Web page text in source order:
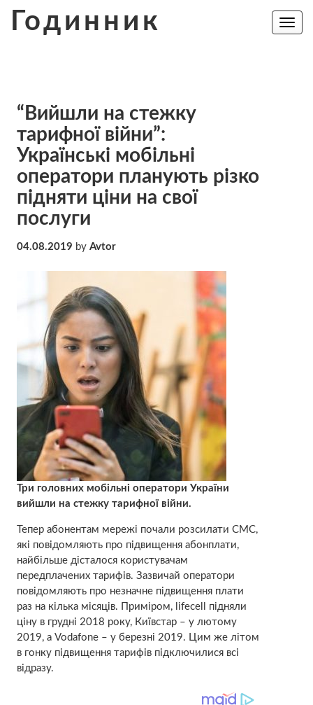
Годинник
Toggle
“Вийшли на стежку
тарифної війни”:
Українські мобільні
оператори планують різко
підняти ціни на свої
послуги
04.08.2019 by Avtor
Три головних мобільні оператори України
вийшли на стежку тарифної війни.
Тепер абонентам мережі почали розсилати СМС,
які повідомляють про підвищення абонплати,
найбільше дісталося користувачам
передплачених тарифів. Зазвичай оператори
повідомляють про незначне підвищення плати
раз на кілька місяців. Приміром, lifecell підняли
ціну в грудні 2018 року, Київстар – у лютому
2019, а Vodafone – у березні 2019. Цим же літом
в гонку підвищення тарифів підключилися всі
відразу.